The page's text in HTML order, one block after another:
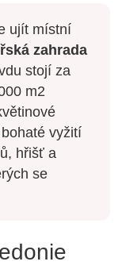
ujít místní
zahrada
stojí za
m2
vyžití
hřišť a
se